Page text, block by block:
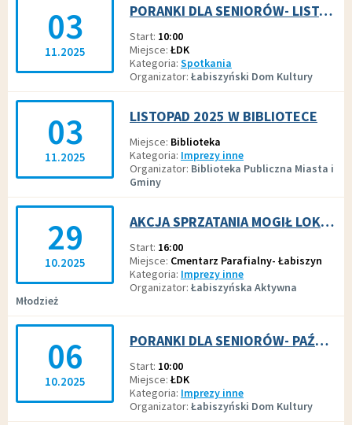
03
11.2025
PORANKI DLA SENIORÓW- LISTOPAD 2025
Start 10:00
Miejsce ŁDK
Kategoria Spotkania
Organizator Łabiszyński Dom Kultury
03
11.2025
LISTOPAD 2025 W BIBLIOTECE
Miejsce Biblioteka
Kategoria Imprezy inne
Organizator Biblioteka Publiczna Miasta i
Gminy
29
10.2025
AKCJA SPRZATANIA MOGIŁ LOKALNYCH BOHATERÓW!
Start 16:00
Miejsce Cmentarz Parafialny- Łabiszyn
Kategoria Imprezy inne
Organizator Łabiszyńska Aktywna
Młodzież
06
10.2025
PORANKI DLA SENIORÓW- PAŹDZIERNIK 2025
Start 10:00
Miejsce ŁDK
Kategoria Imprezy inne
Organizator Łabiszyński Dom Kultury